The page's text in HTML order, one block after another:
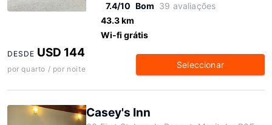
7.4/10 Bom 39 avaliações
43.3 km
Wi-fi grátis
DESDE USD 144
por quarto / por noite Seleccionar
Casey's Inn